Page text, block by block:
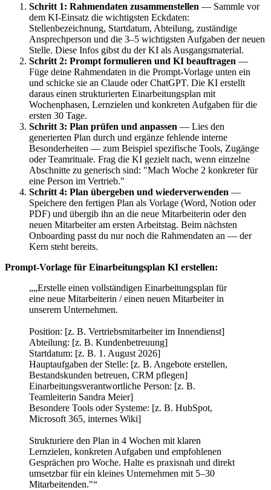
Schritt 1: Rahmendaten zusammenstellen — Sammle vor
dem KI-Einsatz die wichtigsten Eckdaten:
Stellenbezeichnung, Startdatum, Abteilung, zuständige
Ansprechperson und die 3–5 wichtigsten Aufgaben der neuen
Stelle. Diese Infos gibst du der KI als Ausgangsmaterial.
Schritt 2: Prompt formulieren und KI beauftragen —
Füge deine Rahmendaten in die Prompt-Vorlage unten ein
und schicke sie an Claude oder ChatGPT. Die KI erstellt
daraus einen strukturierten Einarbeitungsplan mit
Wochenphasen, Lernzielen und konkreten Aufgaben für die
ersten 30 Tage.
Schritt 3: Plan prüfen und anpassen — Lies den
generierten Plan durch und ergänze fehlende interne
Besonderheiten — zum Beispiel spezifische Tools, Zugänge
oder Teamrituale. Frag die KI gezielt nach, wenn einzelne
Abschnitte zu generisch sind: "Mach Woche 2 konkreter für
eine Person im Vertrieb."
Schritt 4: Plan übergeben und wiederverwenden —
Speichere den fertigen Plan als Vorlage (Word, Notion oder
PDF) und übergib ihn an die neue Mitarbeiterin oder den
neuen Mitarbeiter am ersten Arbeitstag. Beim nächsten
Onboarding passt du nur noch die Rahmendaten an — der
Kern steht bereits.
Prompt-Vorlage für Einarbeitungsplan KI erstellen:
„„Erstelle einen vollständigen Einarbeitungsplan für
eine neue Mitarbeiterin / einen neuen Mitarbeiter in
unserem Unternehmen.
Position: [z. B. Vertriebsmitarbeiter im Innendienst]
Abteilung: [z. B. Kundenbetreuung]
Startdatum: [z. B. 1. August 2026]
Hauptaufgaben der Stelle: [z. B. Angebote erstellen,
Bestandskunden betreuen, CRM pflegen]
Einarbeitungsverantwortliche Person: [z. B.
Teamleiterin Sandra Meier]
Besondere Tools oder Systeme: [z. B. HubSpot,
Microsoft 365, internes Wiki]
Strukturiere den Plan in 4 Wochen mit klaren
Lernzielen, konkreten Aufgaben und empfohlenen
Gesprächen pro Woche. Halte es praxisnah und direkt
umsetzbar für ein kleines Unternehmen mit 5–30
Mitarbeitenden."“